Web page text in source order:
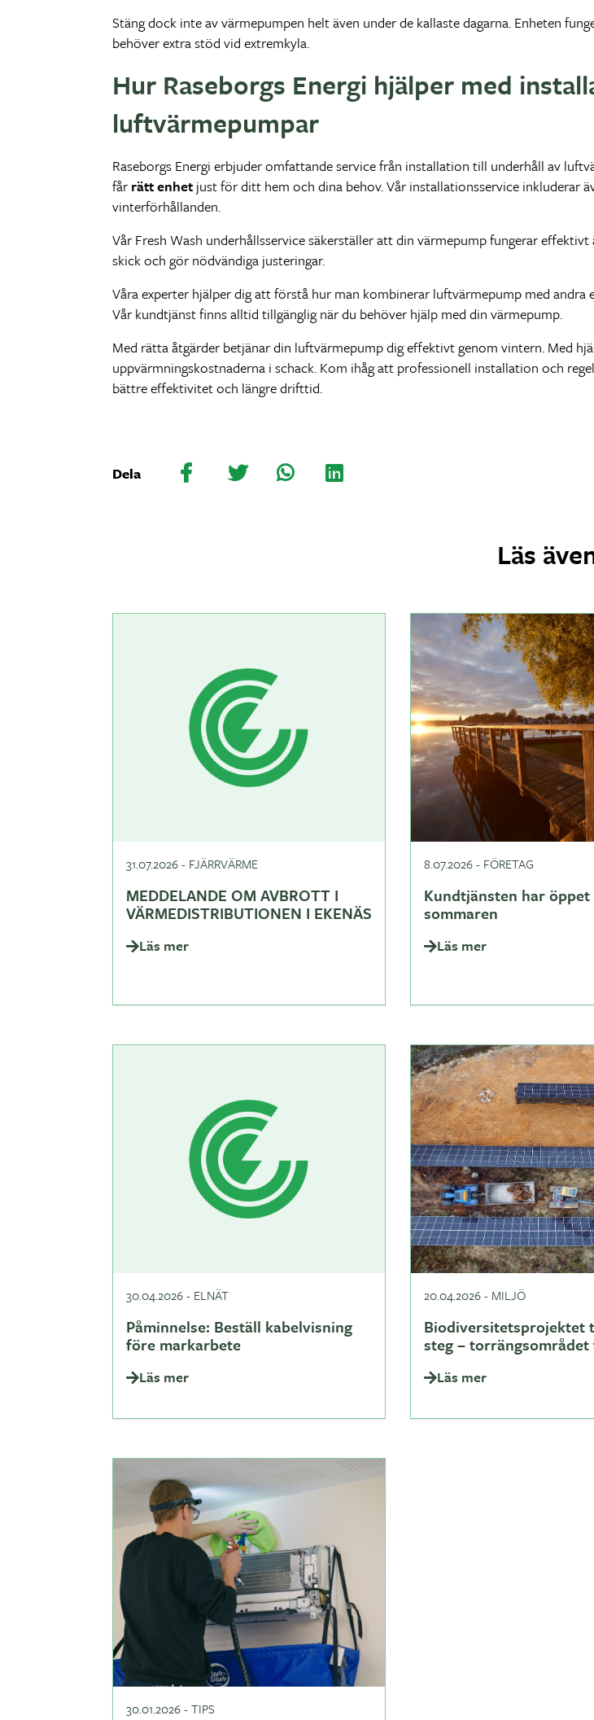
Stäng dock inte av värmepumpen helt även under de kallaste dagarna. Enheten
behöver extra stöd vid extremkyla.
Hur Raseborgs Energi hjälper med
luftvärmepumpar
Raseborgs Energi erbjuder omfattande service från installation till underhåll av
fårrätt enhetjust för ditt hem och dina behov. Vår installationsservice inkluderar
vinterförhållanden.
Vår Fresh Wash underhållsservice säkerställer att din värmepump fungerar
skick och gör nödvändiga justeringar.
Våra experter hjälper dig att förstå hur man kombinerar luftvärmepump med
Vår kundtjänst finns alltid tillgänglig när du behöver hjälp med din värmepump.
Med rätta åtgärder betjänar din luftvärmepump dig effektivt genom vintern. Med
uppvärmningskostnaderna i schack. Kom ihåg att professionell installation och
bättre effektivitet och längre drifttid.
Dela
Läs
31.07.2026- FJÄRRVÄRME
MEDDELANDE OM AVBROTT I
VÄRMEDISTRIBUTIONEN I EKENÄS
Läs mer
8.07.2026- FÖRETAG
Kundtjänsten har öppet
sommaren
Läs mer
30.04.2026- ELNÄT
Påminnelse: Beställ kabelvisning
före markarbete
Läs mer
20.04.2026- MILJÖ
Biodiversitetsprojektet
steg –
Läs mer
30.01.2026-TIPS